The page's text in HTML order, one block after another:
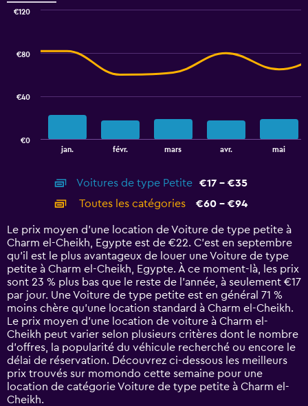
30.
displaying
categories.
14
categories.
The
chart
has
1
Y
axis
displaying
values.
Range:
0
to
120.
jan. févr. mars avr. mai
€0
€40
€80
€120
Voitures de type Petite
€17 - €35
Toutes les catégories
€60 - €94
Le prix moyen d’une location de Voiture de type petite à
Charm el-Cheikh, Egypte est de €22. C’est en septembre
qu'il est le plus avantageux de louer une Voiture de type
petite à Charm el-Cheikh, Egypte. À ce moment-là, les prix
sont 23 % plus bas que le reste de l’année, à seulement €17
par jour. Une Voiture de type petite est en général 71 %
moins chère qu'une location standard à Charm el-Cheikh.
Le prix moyen d’une location de voiture à Charm el-
Cheikh peut varier selon plusieurs critères dont le nombre
d’offres, la popularité du véhicule recherché ou encore le
délai de réservation. Découvrez ci-dessous les meilleurs
prix trouvés sur momondo cette semaine pour une
location de catégorie Voiture de type petite à Charm el-
Cheikh.